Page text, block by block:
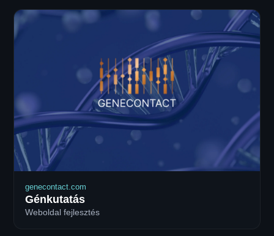
genecontact.com
Génkutatás
Weboldal fejlesztés